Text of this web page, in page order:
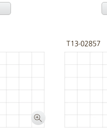
T13-02857